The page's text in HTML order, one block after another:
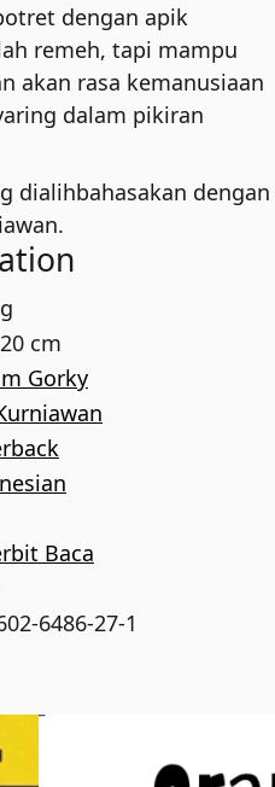
dengan apik
remeh, tapi mampu
akan rasa kemanusiaan
dalam pikiran
dialihbahasakan dengan
cm
Gorky
Baca
6486-27-1